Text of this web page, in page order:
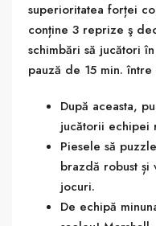
superioritatea forței
conține 3 reprize ş
schimbări să jucători
pauză de 15 min.
După aceasta,
jucătorii echipei
Piesele să
brazdă robust
jocuri.
De echipă